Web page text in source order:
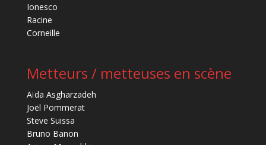
Ionesco
Racine
Corneille
Metteurs / metteuses en scène
Aïda Asgharzadeh
Joël Pommerat
Steve Suissa
Bruno Banon